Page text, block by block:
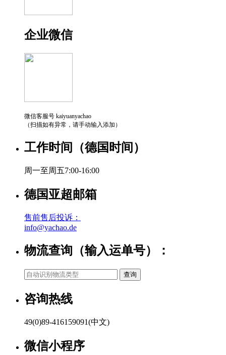
企业微信
微信客服号 kaiyuanyachao
（扫描如有异常，请手动输入添加）
工作时间（德国时间）
周一至周五7:00-16:00
德国亚超邮箱
售前售后投诉：
info@yachao.de
物流查询（输入运单号）：
咨询热线
49(0)89-416159091(中文)
微信小程序